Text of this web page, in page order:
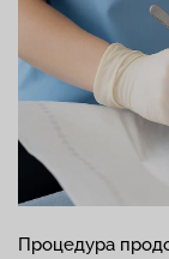
Процедура